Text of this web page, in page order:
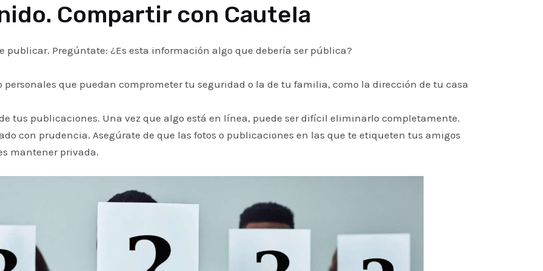
Compartir con Cautela
publicar. Pregúntate: ¿Es esta información algo que debería ser pública?
que puedan comprometer tu seguridad o la de tu familia, como la dirección de tu casa
tus publicaciones. Una vez que algo está en línea, puede ser difícil eliminarlo completamente.
con prudencia. Asegúrate de que las fotos o publicaciones en las que te etiqueten tus amigos
mantener privada.